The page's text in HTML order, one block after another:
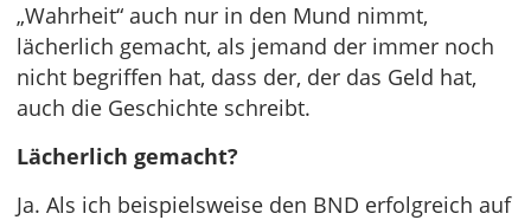
„Wahrheit“ auch nur in den Mund nimmt,
lächerlich gemacht, als jemand der immer noch
nicht begriffen hat, dass der, der das Geld hat,
auch die Geschichte schreibt.
Lächerlich gemacht?
Ja. Als ich beispielsweise den BND erfolgreich auf